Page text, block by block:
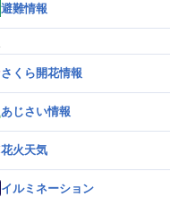
避難情報
さくら開花情報
あじさい情報
花火天気
イルミネーション